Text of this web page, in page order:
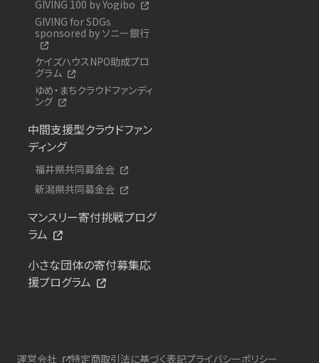
GIVING 100 by Yogibo
GIVING for SDGs
sponsored by ソニー銀行
ケイズハウスNPO助成プロ
グラム
ゆめ・まちクラウドファンディ
ング
中間支援型クラウドファン
ディング
福井県共同募金会
新潟県共同募金会
マンスリー寄付挑戦プログ
ラム
小さな団体の寄付募集応
援プログラム
運営会社 特定商取引法に基づく表記プライバシーポリシー